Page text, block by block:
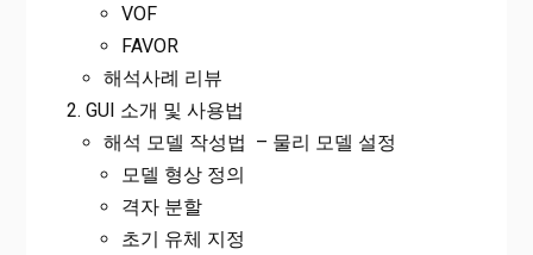
VOF
FAVOR
해석사례 리뷰
GUI 소개 및 사용법
해석 모델 작성법 – 물리 모델 설정
모델 형상 정의
격자 분할
초기 유체 지정